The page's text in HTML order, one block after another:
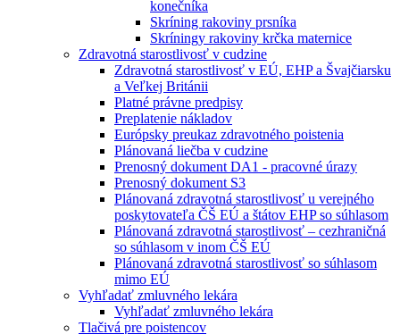
konečníka
Skríning rakoviny prsníka
Skríningy rakoviny krčka maternice
Zdravotná starostlivosť v cudzine
Zdravotná starostlivosť v EÚ, EHP a Švajčiarsku
a Veľkej Británii
Platné právne predpisy
Preplatenie nákladov
Európsky preukaz zdravotného poistenia
Plánovaná liečba v cudzine
Prenosný dokument DA1 - pracovné úrazy
Prenosný dokument S3
Plánovaná zdravotná starostlivosť u verejného
poskytovateľa ČŠ EÚ a štátov EHP so súhlasom
Plánovaná zdravotná starostlivosť – cezhraničná
so súhlasom v inom ČŠ EÚ
Plánovaná zdravotná starostlivosť so súhlasom
mimo EÚ
Vyhľadať zmluvného lekára
Vyhľadať zmluvného lekára
Tlačivá pre poistencov